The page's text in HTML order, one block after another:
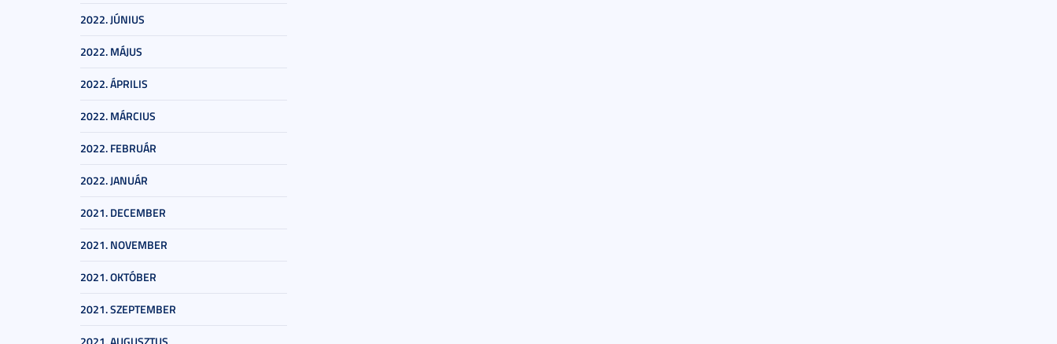
2022. JÚNIUS
2022. MÁJUS
2022. ÁPRILIS
2022. MÁRCIUS
2022. FEBRUÁR
2022. JANUÁR
2021. DECEMBER
2021. NOVEMBER
2021. OKTÓBER
2021. SZEPTEMBER